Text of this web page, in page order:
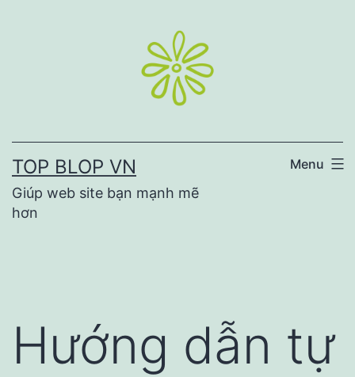
TOP BLOP VN
Giúp web site bạn mạnh mẽ
hơn
Menu
Hướng dẫn tự